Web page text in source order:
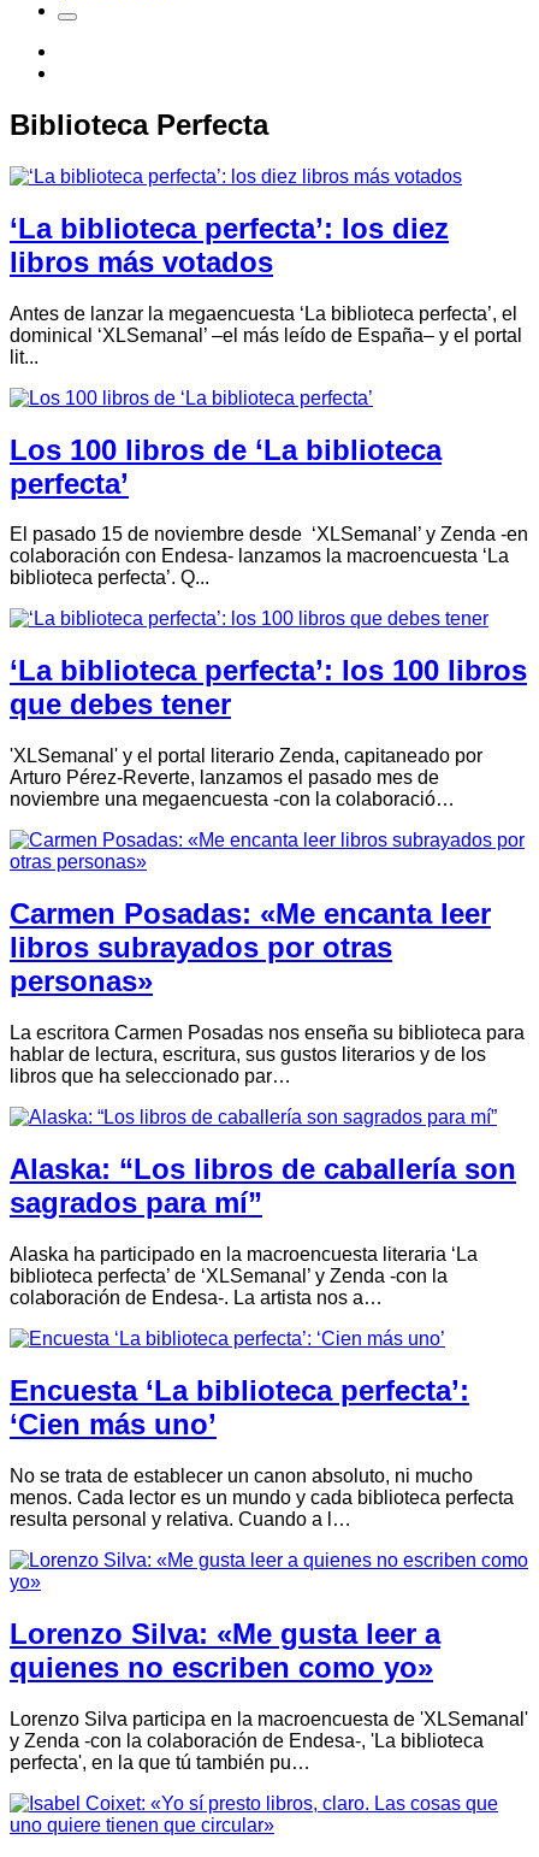
Biblioteca Perfecta
‘La biblioteca perfecta’: los diez
libros más votados
Antes de lanzar la megaencuesta ‘La biblioteca perfecta’, el
dominical ‘XLSemanal’ –el más leído de España– y el portal
lit...
Los 100 libros de ‘La biblioteca
perfecta’
El pasado 15 de noviembre desde ‘XLSemanal’ y Zenda -en
colaboración con Endesa- lanzamos la macroencuesta ‘La
biblioteca perfecta’. Q...
‘La biblioteca perfecta’: los 100 libros
que debes tener
'XLSemanal' y el portal literario Zenda, capitaneado por
Arturo Pérez-Reverte, lanzamos el pasado mes de
noviembre una megaencuesta -con la colaboració…
Carmen Posadas: «Me encanta leer
libros subrayados por otras
personas»
La escritora Carmen Posadas nos enseña su biblioteca para
hablar de lectura, escritura, sus gustos literarios y de los
libros que ha seleccionado par…
Alaska: “Los libros de caballería son
sagrados para mí”
Alaska ha participado en la macroencuesta literaria ‘La
biblioteca perfecta’ de ‘XLSemanal’ y Zenda -con la
colaboración de Endesa-. La artista nos a…
Encuesta ‘La biblioteca perfecta’:
‘Cien más uno’
No se trata de establecer un canon absoluto, ni mucho
menos. Cada lector es un mundo y cada biblioteca perfecta
resulta personal y relativa. Cuando a l…
Lorenzo Silva: «Me gusta leer a
quienes no escriben como yo»
Lorenzo Silva participa en la macroencuesta de 'XLSemanal'
y Zenda -con la colaboración de Endesa-, 'La biblioteca
perfecta', en la que tú también pu…